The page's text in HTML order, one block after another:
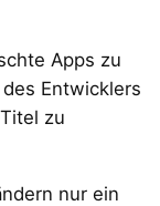
Apps zu
Entwicklers
zu
nur ein